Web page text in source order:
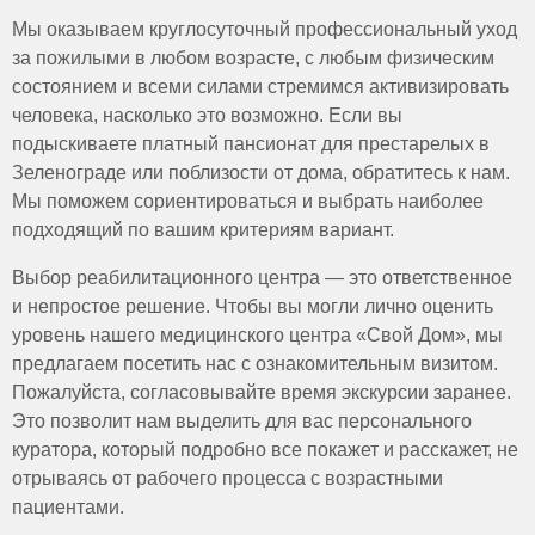
наличие медицинского образования;
необходимость работы в праздничные дни;
наличие водительских прав и личного автомобиля,
удаленность места проживания подопечного.
ваш близкий в силу состояния здоровья не может
описать свои впечатления, мы можем предложить
организацию видеонаблюдения в помещении, где
находится больной. Так вы можете в любой момент
контролировать происходящее и оценивать работу
сиделки.
хроническими заболеваниями. Услуги могут
понадобиться:
купании, смене одежды, уход за кожей).
При необходимости сопровождения на прогулке или в
медицинское учреждение.
Для контроля приёма лекарств в течение дня.
В случаях, когда родственникам нужно временно оставить
пациента под присмотром. Почасовая помощь удобна,
необходимость в профессиональной поддержке на
несколько часов в день.
Мы оказываем круглосуточный профессиональный уход
за пожилыми в любом возрасте, с любым физическим
состоянием и всеми силами стремимся активизировать
человека, насколько это возможно. Если вы
подыскиваете платный пансионат для престарелых в
Зеленограде или поблизости от дома, обратитесь к нам.
Мы поможем сориентироваться и выбрать наиболее
подходящий по вашим критериям вариант.
Выбор реабилитационного центра — это ответственное
и непростое решение. Чтобы вы могли лично оценить
уровень нашего медицинского центра «Свой Дом», мы
предлагаем посетить нас с ознакомительным визитом.
Пожалуйста, согласовывайте время экскурсии заранее.
Это позволит нам выделить для вас персонального
куратора, который подробно все покажет и расскажет, не
отрываясь от рабочего процесса с возрастными
пациентами.